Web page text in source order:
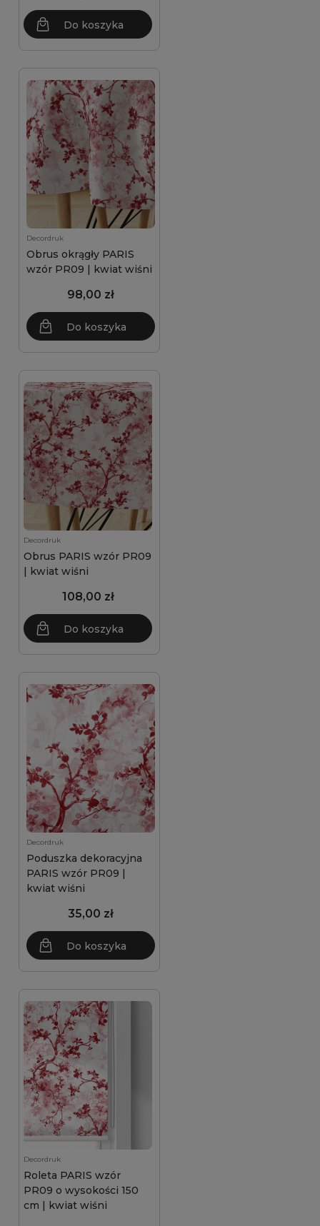
Do koszyka
Decordruk
Obrus okrągły PARIS
wzór PR09 | kwiat wiśni
98,00 zł
Do koszyka
Decordruk
Obrus PARIS wzór PR09
| kwiat wiśni
108,00 zł
Do koszyka
Decordruk
Poduszka dekoracyjna
PARIS wzór PR09 |
kwiat wiśni
35,00 zł
Do koszyka
Decordruk
Roleta PARIS wzór
PR09 o wysokości 150
cm | kwiat wiśni